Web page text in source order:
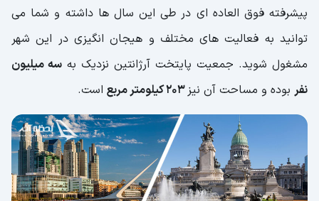
پیشرفته فوق العاده ای در طی این سال ها داشته و شما می
توانید به فعالیت های مختلف و هیجان انگیزی در این شهر
مشغول شوید. جمعیت پایتخت آرژانتین نزدیک به سه میلیون
نفر بوده و مساحت آن نیز است.